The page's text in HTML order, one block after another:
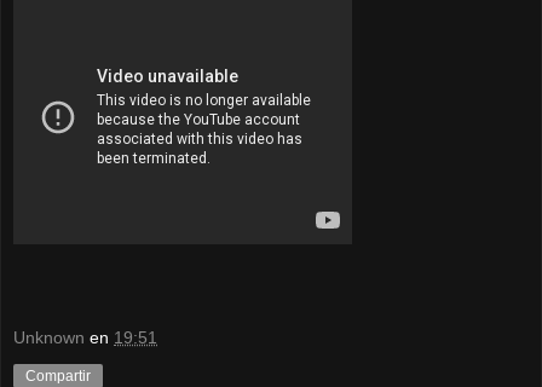
Unknown en 19:51
Compartir